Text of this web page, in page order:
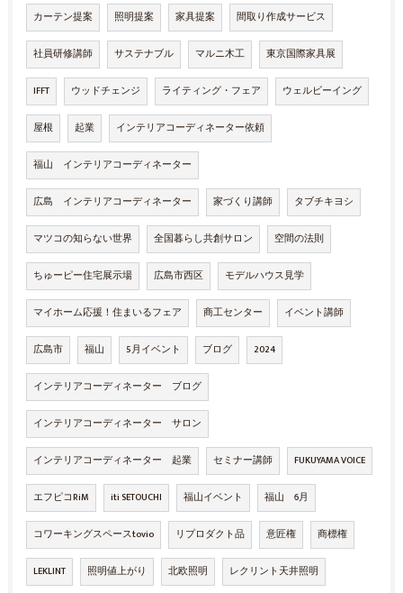
カーテン提案 照明提案 家具提案 間取り作成サービス
社員研修講師 サステナブル マルニ木工 東京国際家具展
IFFT ウッドチェンジ ライティング・フェア ウェルビーイング
屋根 起業 インテリアコーディネーター依頼
福山 インテリアコーディネーター
広島 インテリアコーディネーター 家づくり講師 タブチキヨシ
マツコの知らない世界 全国暮らし共創サロン 空間の法則
ちゅーピー住宅展示場 広島市西区 モデルハウス見学
マイホーム応援！住まいるフェア 商工センター イベント講師
広島市 福山 5月イベント ブログ 2024
インテリアコーディネーター ブログ
インテリアコーディネーター サロン
インテリアコーディネーター 起業 セミナー講師 FUKUYAMA VOICE
エフピコRiM iti SETOUCHI 福山イベント 福山 6月
コワーキングスペースtovio リプロダクト品 意匠権 商標権
LEKLINT 照明値上がり 北欧照明 レクリント天井照明